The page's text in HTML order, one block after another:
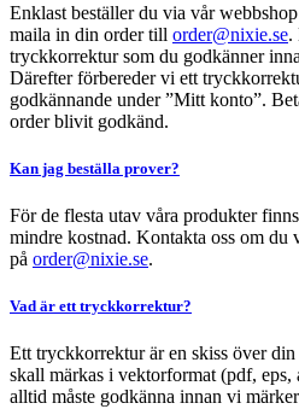
Enklast beställer du via vår
maila in din order till order@nixie.se.
tryckkorrektur som du godkänner
Därefter förbereder vi ett
godkännande under ”Mitt konto”.
order blivit godkänd.
Kan jag beställa prover?
För de flesta utav våra produkter
mindre kostnad. Kontakta oss om du
på order@nixie.se.
Vad är ett tryckkorrektur?
Ett tryckkorrektur är en skiss över
skall märkas i vektorformat (pdf,
alltid måste godkänna innan vi